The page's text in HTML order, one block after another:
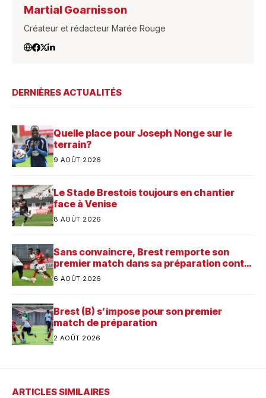
Martial Goarnisson
Créateur et rédacteur Marée Rouge
DERNIÈRES ACTUALITÉS
Quelle place pour Joseph Nonge sur le
terrain?
9 AOÛT 2026
Le Stade Brestois toujours en chantier
face à Venise
8 AOÛT 2026
Sans convaincre, Brest remporte son
premier match dans sa préparation contre
Saint-Brieuc
6 AOÛT 2026
Brest (B) s’impose pour son premier
match de préparation
2 AOÛT 2026
ARTICLES SIMILAIRES